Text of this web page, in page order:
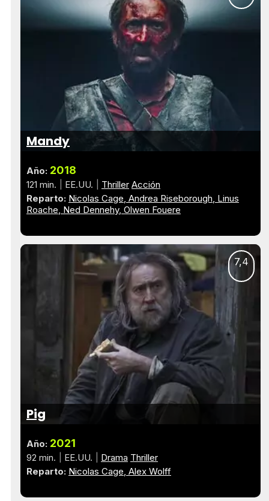
Mandy
Año: 2018
121 min. EE.UU. Thriller Acción
Reparto: Nicolas Cage Andrea Riseborough Linus
Roache Ned Dennehy Olwen Fouere
7,4
Pig
Año: 2021
92 min. EE.UU. Drama Thriller
Reparto: Nicolas Cage Alex Wolff